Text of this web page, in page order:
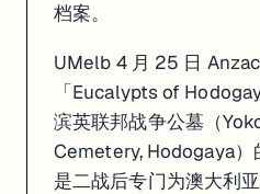
档案。
UMelb 4 月 25 日
「Eucalypts of
滨英联邦战争公墓（
Cemetery, Hodogaya
是二战后专门为澳大利